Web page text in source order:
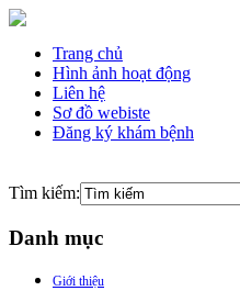
Trang chủ
Hình ảnh hoạt động
Liên hệ
Sơ đồ webiste
Đăng ký khám bệnh
Tìm kiếm:
Danh mục
Giới thiệu